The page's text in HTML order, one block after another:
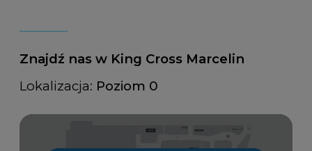
Znajdź nas w King Cross Marcelin
Lokalizacja: Poziom 0